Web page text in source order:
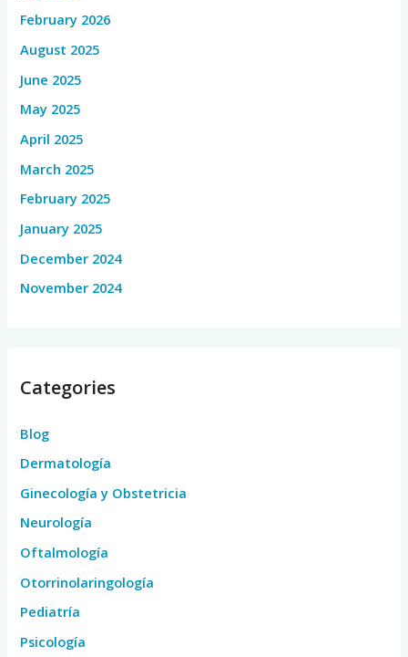
February 2026
August 2025
June 2025
May 2025
April 2025
March 2025
February 2025
January 2025
December 2024
November 2024
Categories
Blog
Dermatología
Ginecología y Obstetricia
Neurología
Oftalmología
Otorrinolaringología
Pediatría
Psicología